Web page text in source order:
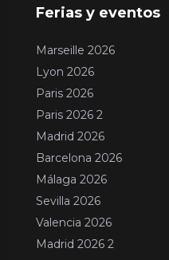
Ferias y eventos
Marseille 2026
Lyon 2026
Paris 2026
Paris 2026 2
Madrid 2026
Barcelona 2026
Málaga 2026
Sevilla 2026
Valencia 2026
Madrid 2026 2